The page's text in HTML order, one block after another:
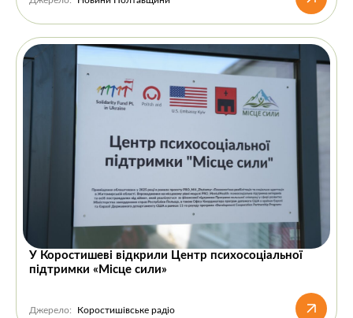
У Коростишеві відкрили Центр психосоціальної
підтримки «Місце сили»
Джерело: Коростишівське радіо